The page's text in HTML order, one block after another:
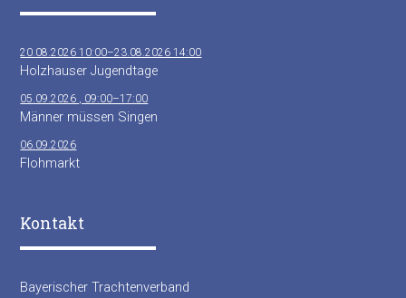
20.08.2026 10:00–23.08.2026 14:00
Holzhauser Jugendtage
05.09.2026 , 09:00–17:00
Männer müssen Singen
06.09.2026
Flohmarkt
Kontakt
Bayerischer Trachtenverband